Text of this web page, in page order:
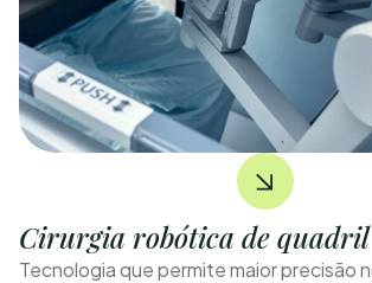
Cirurgia robótica de quadril
Tecnologia que permite maior precisão